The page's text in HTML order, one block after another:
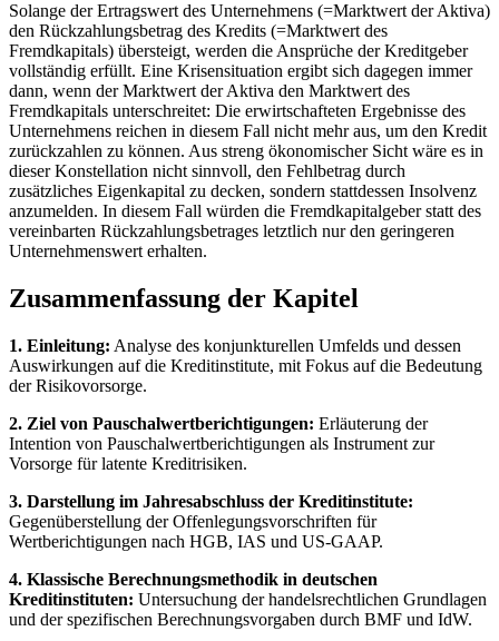
Solange der Ertragswert des Unternehmens (=Marktwert der Aktiva)
den Rückzahlungsbetrag des Kredits (=Marktwert des
Fremdkapitals) übersteigt, werden die Ansprüche der Kreditgeber
vollständig erfüllt. Eine Krisensituation ergibt sich dagegen immer
dann, wenn der Marktwert der Aktiva den Marktwert des
Fremdkapitals unterschreitet: Die erwirtschafteten Ergebnisse des
Unternehmens reichen in diesem Fall nicht mehr aus, um den Kredit
zurückzahlen zu können. Aus streng ökonomischer Sicht wäre es in
dieser Konstellation nicht sinnvoll, den Fehlbetrag durch
zusätzliches Eigenkapital zu decken, sondern stattdessen Insolvenz
anzumelden. In diesem Fall würden die Fremdkapitalgeber statt des
vereinbarten Rückzahlungsbetrages letztlich nur den geringeren
Unternehmenswert erhalten.
Zusammenfassung der Kapitel
1. Einleitung: Analyse des konjunkturellen Umfelds und dessen
Auswirkungen auf die Kreditinstitute, mit Fokus auf die Bedeutung
der Risikovorsorge.
2. Ziel von Pauschalwertberichtigungen: Erläuterung der
Intention von Pauschalwertberichtigungen als Instrument zur
Vorsorge für latente Kreditrisiken.
3. Darstellung im Jahresabschluss der Kreditinstitute:
Gegenüberstellung der Offenlegungsvorschriften für
Wertberichtigungen nach HGB, IAS und US-GAAP.
4. Klassische Berechnungsmethodik in deutschen
Kreditinstituten: Untersuchung der handelsrechtlichen Grundlagen
und der spezifischen Berechnungsvorgaben durch BMF und IdW.